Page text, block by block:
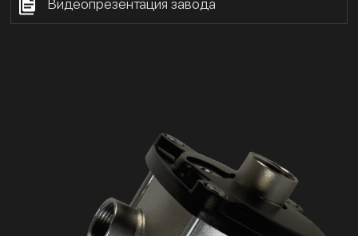
Видеопрезентация завода